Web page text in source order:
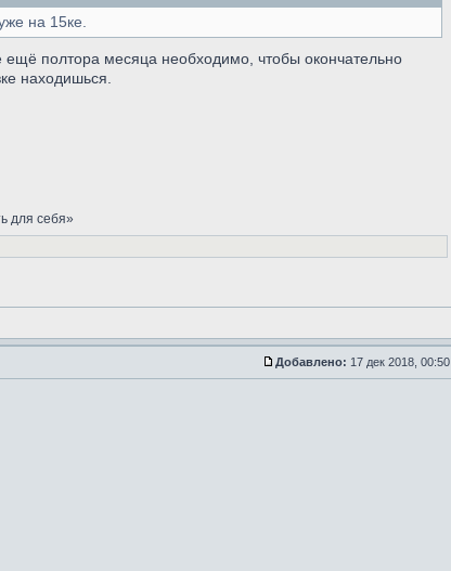
на 15ке.
ещё полтора месяца необходимо, чтобы окончательно
находишься.
для себя»
Добавлено: 17 дек 2018, 00:50